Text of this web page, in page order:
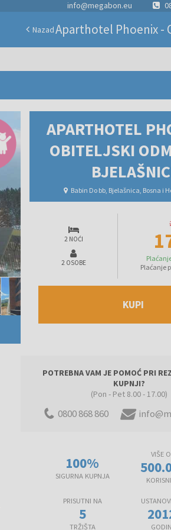
info@megabon.eu
Nazad
APARTHOTEL
OBITELJSKI
Babin Do bb, Bjelašnica, Bosna i
2 NOĆI
2 OSOBE
Plaćanje
KUPI
POTREBNA VAM JE POMOĆ PRI
KUPNJI?
(Pon - Pet 8.00 - 17.00)
0800 868 860
100%
SIGURNA KUPNJA
VIŠE
PRISUTNI NA
5
TRŽIŠTA